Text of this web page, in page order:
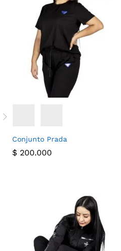
Conjunto Prada
$ 200.000